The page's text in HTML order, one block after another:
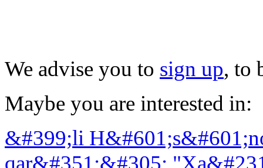
We advise you to sign up, to
Maybe you are interested in:
&#399;li
qar&#351;&#305;